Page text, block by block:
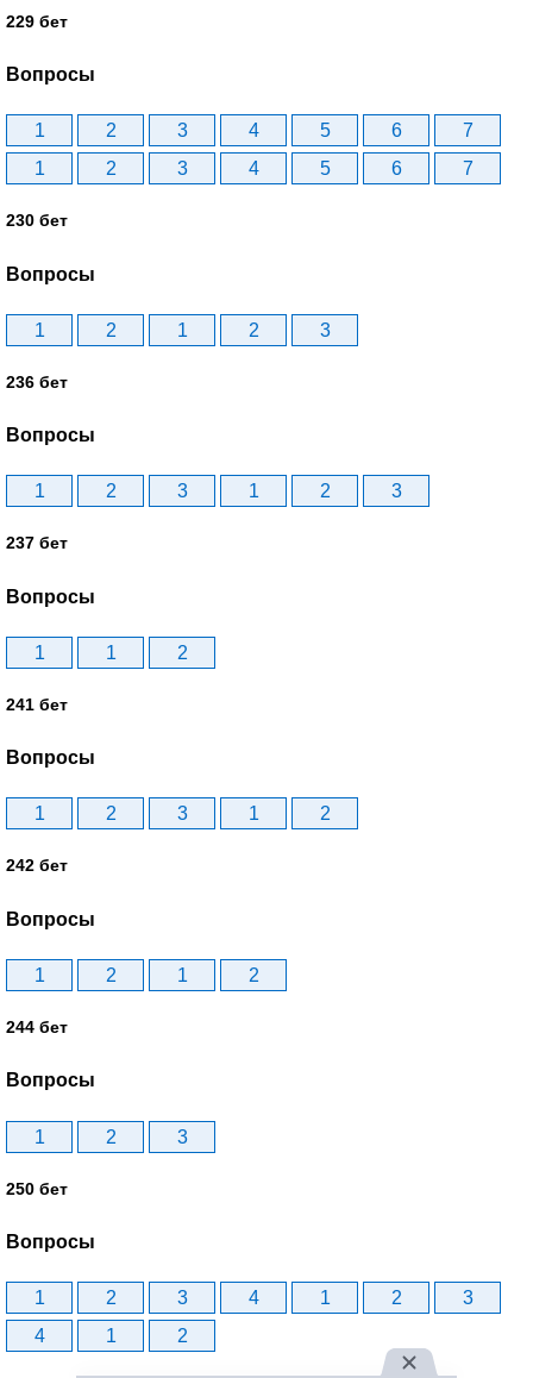
229 бет
Вопросы
1 2 3 4 5 6
7
1
2 3 4 5 6 7
230 бет
Вопросы
1 2 1 2 3
236 бет
Вопросы
1 2 3 1 2 3
237 бет
Вопросы
1 1 2
241 бет
Вопросы
1 2 3 1 2
242 бет
Вопросы
1 2 1 2
244 бет
Вопросы
1 2 3
250 бет
Вопросы
1 2 3 4 1 2
3
4
1 2